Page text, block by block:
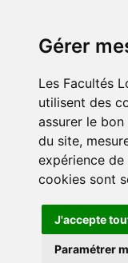
Gérer
Les Facultés
utilisent des
assurer le
du site,
expérience
cookies sont
J'accepte
Paramétrer